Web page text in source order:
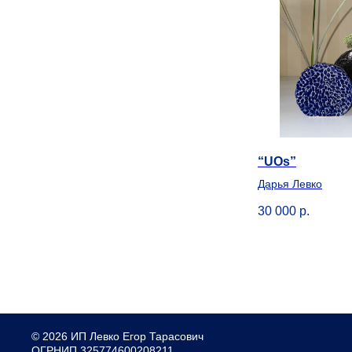
“UOs”
Дарья Левко
30 000 р.
© 2026 ИП Левко Егор Тарасович